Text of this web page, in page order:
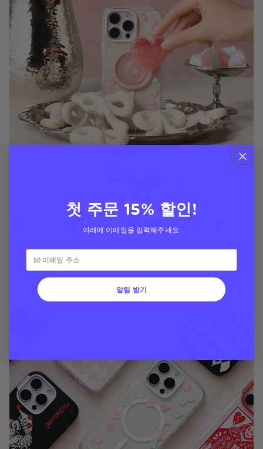
과자는 결코 유행을 타지 않는
교체 가능한 MagSafe 액세서리로 다양한 맛의 휴대폰을
달콤하게 즐겨보세요.
첫 주문 15% 할인!
아래에 이메일을 입력해주세요:
알림 받기